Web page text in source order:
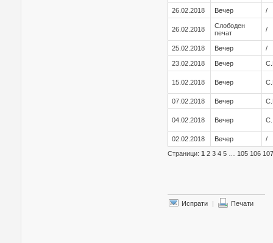
26.02.2018 Вечер /
26.02.2018
Слободен
печат
/
25.02.2018 Вечер /
23.02.2018 Вечер
15.02.2018 Вечер
07.02.2018 Вечер
04.02.2018 Вечер С.
02.02.2018 Вечер
/
Страници: 1 2 3 4 5 105 106 107
Испрати | Печати